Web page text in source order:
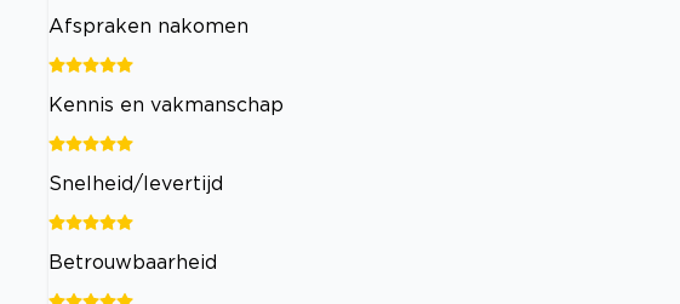
Afspraken nakomen
Kennis en vakmanschap
Snelheid/levertijd
Betrouwbaarheid